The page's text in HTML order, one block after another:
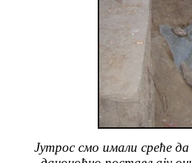
Јутрос смо имали среће